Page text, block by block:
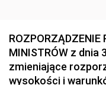
ROZPORZĄDZENIE
MINISTRÓW z dnia
zmieniające
wysokości i